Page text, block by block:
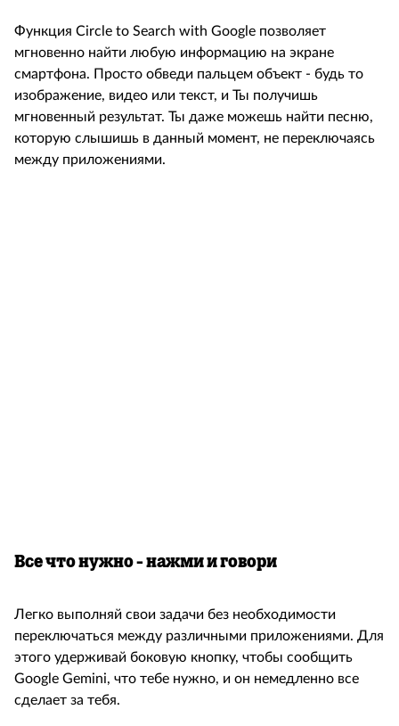
Функция Circle to Search with Google позволяет
мгновенно найти любую информацию на экране
смартфона. Просто обведи пальцем объект - будь то
изображение, видео или текст, и Ты получишь
мгновенный результат. Ты даже можешь найти песню,
которую слышишь в данный момент, не переключаясь
между приложениями.
Все что нужно - нажми и говори
Легко выполняй свои задачи без необходимости
переключаться между различными приложениями. Для
этого удерживай боковую кнопку, чтобы сообщить
Google Gemini, что тебе нужно, и он немедленно все
сделает за тебя.